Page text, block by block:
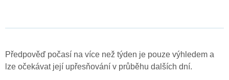
Předpověď počasí na více než týden je pouze výhledem a
lze očekávat její upřesňování v průběhu dalších dní.